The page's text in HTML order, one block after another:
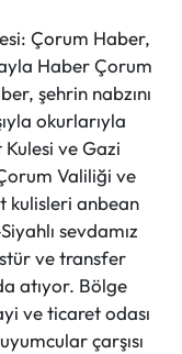
Çorum Haber,
Haber Çorum
şehrin nabzını
okurlarıyla
ve Gazi
Valiliği ve
kulisleri anbean
sevdamız
ve transfer
atıyor. Bölge
ve ticaret odası
çarşısı